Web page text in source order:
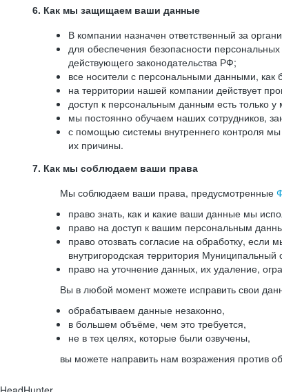
6. Как мы защищаем ваши данные
В компании назначен ответственный за
для обеспечения безопасности
действующего законодательства РФ;
все носители с персональными данными,
на территории нашей компании действует
доступ к персональным данным есть только
мы постоянно обучаем наших сотрудников,
с помощью системы внутреннего контроля
их причины.
7. Как мы соблюдаем ваши права
Мы соблюдаем ваши права, предусмотренные
право знать, как и какие ваши данные мы
право на доступ к вашим персональным
право отозвать согласие на обработку,
внутригородская территория
право на уточнение данных, их удаление,
Вы в любой момент можете исправить свои
обрабатываем данные незаконно,
в большем объёме, чем это требуется,
не в тех целях, которые были озвучены,
вы можете направить нам возражения против